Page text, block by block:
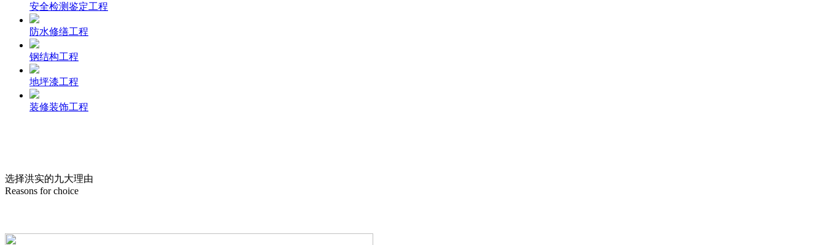
安全检测鉴定工程
防水修缮工程
钢结构工程
地坪漆工程
装修装饰工程
选择洪实的九大理由
Reasons for choice